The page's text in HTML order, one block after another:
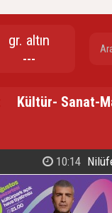
gr. altın
---
Kültür- Sanat-
10:14